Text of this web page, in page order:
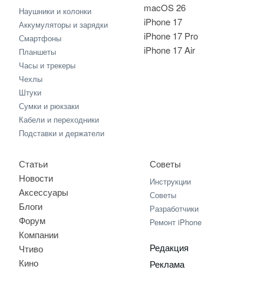
macOS 26
iPhone 17
iPhone 17 Pro
iPhone 17 Air
Наушники и колонки
Аккумуляторы и зарядки
Смартфоны
Планшеты
Часы и трекеры
Чехлы
Штуки
Сумки и рюкзаки
Кабели и переходники
Подставки и держатели
Статьи
Новости
Аксессуары
Блоги
Форум
Компании
Чтиво
Кино
Советы
Инструкции
Советы
Разработчики
Ремонт iPhone
Редакция
Реклама